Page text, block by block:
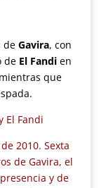
de Gavira, con
de El Fandi en
que
El Fandi
2010. Sexta
de Gavira, el
y de